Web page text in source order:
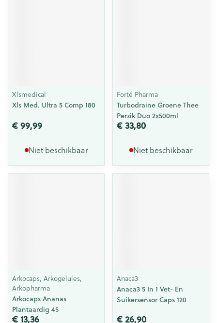
Xlsmedical
Xls Med. Ultra 5 Comp 180
€ 99,99
Niet beschikbaar
Forté Pharma
Turbodraine Groene Thee
Perzik Duo 2x500ml
€ 33,80
Niet beschikbaar
Arkocaps, Arkogelules,
Arkopharma
Arkocaps Ananas
Plantaardig 45
€ 13,36
Anaca3
Anaca3 5 In 1 Vet- En
Suikersensor Caps 120
€ 26,90